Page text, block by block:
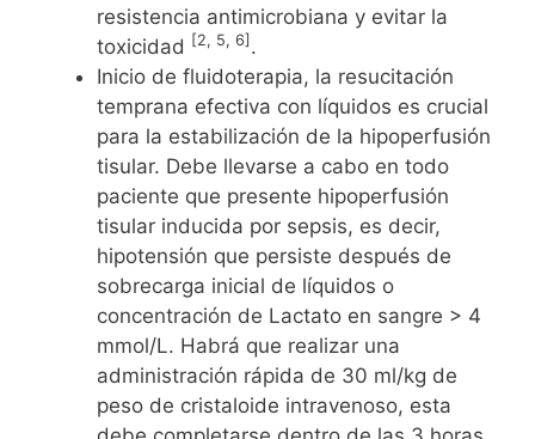
resistencia antimicrobiana y evitar la
toxicidad [2, 5, 6] .
Inicio de fluidoterapia, la resucitación
temprana efectiva con líquidos es crucial
para la estabilización de la hipoperfusión
tisular. Debe llevarse a cabo en todo
paciente que presente hipoperfusión
tisular inducida por sepsis, es decir,
hipotensión que persiste después de
sobrecarga inicial de líquidos o
concentración de Lactato en sangre > 4
mmol/L. Habrá que realizar una
administración rápida de 30 ml/kg de
peso de cristaloide intravenoso, esta